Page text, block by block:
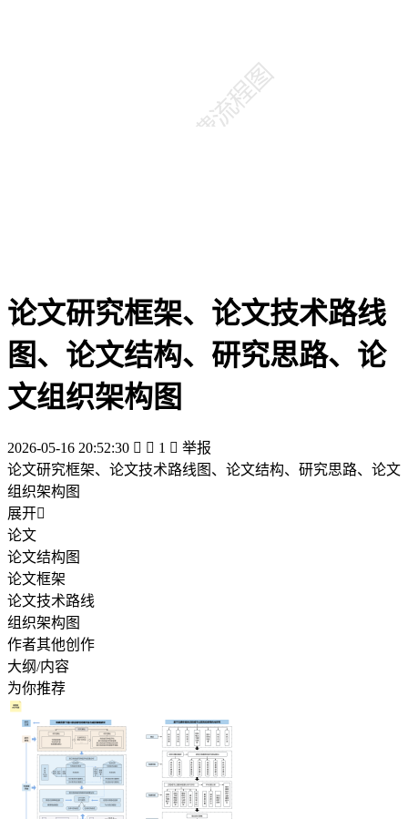
论文研究框架、论文技术路线
图、论文结构、研究思路、论
文组织架构图
2026-05-16 20:52:30   1  举报
论文研究框架、论文技术路线图、论文结构、研究思路、论文
组织架构图
展开
论文
论文结构图
论文框架
论文技术路线
组织架构图
作者其他创作
大纲/内容
为你推荐